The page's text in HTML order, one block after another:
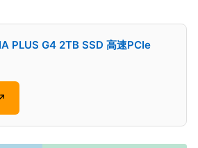
PLUS G4 2TB SSD 高速PCIe
↗